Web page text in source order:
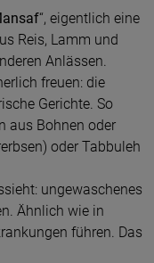
“, eigentlich eine
Reis, Lamm und
Anlässen.
freuen: die
Gerichte. So
aus Bohnen oder
oder Tabbuleh
ungewaschenes
Ähnlich wie in
führen. Das